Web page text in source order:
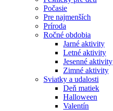
Počasie
Pre najmenších
Príroda
Ročné obdobia
Jarné aktivity
Letné aktivity
Jesenné aktivity
Zimné aktivity
Sviatky a udalosti
Deň matiek
Halloween
Valentín